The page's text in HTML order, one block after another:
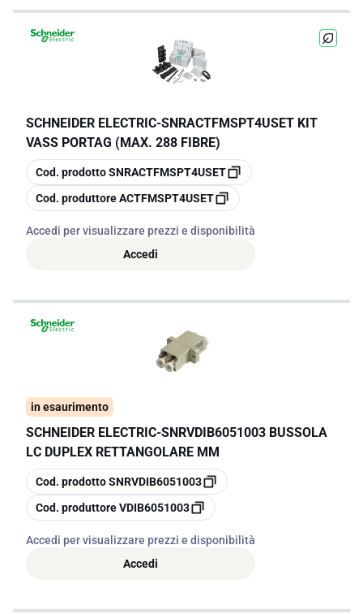
SCHNEIDER ELECTRIC-SNRACTFMSPT4USET KIT
VASS PORTAG (MAX. 288 FIBRE)
copia
Cod. prodottoSNRACTFMSPT4USET
copia
Cod. produttoreACTFMSPT4USET
Accedi per visualizzare prezzi e disponibilità
Accedi
in esaurimento
SCHNEIDER ELECTRIC-SNRVDIB6051003 BUSSOLA
LC DUPLEX RETTANGOLARE MM
copia
Cod. prodottoSNRVDIB6051003
copia
Cod. produttoreVDIB6051003
Accedi per visualizzare prezzi e disponibilità
Accedi